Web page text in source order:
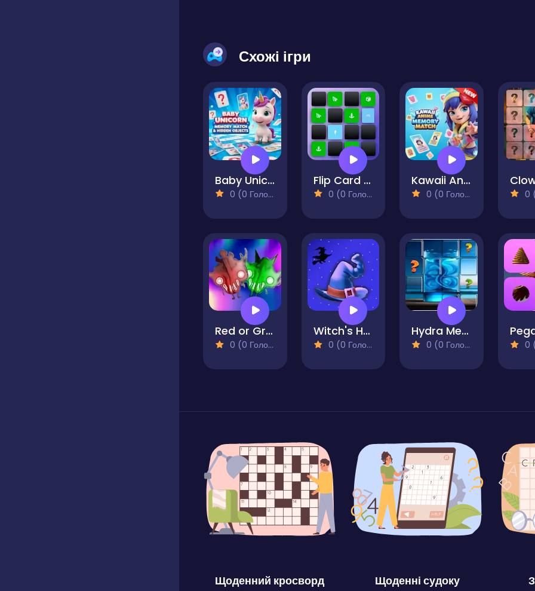
Схожі ігри
Baby Unicorn Memory Match & Hidden Objects
0 (0 Голосів)
Flip Card Memory
0 (0 Голосів)
Kawaii Anime Memory Match
0 (0 Голосів) 0
Red or Green
0 (0 Голосів)
Witch's Hats
0 (0 Голосів)
Hydra Memory Match
0 (0 Голосів) 0
Щоденний кросворд Щоденні судоку